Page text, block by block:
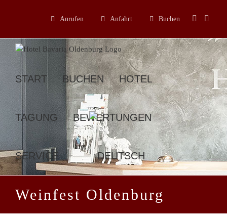
Anrufen Anfahrt Buchen
START BUCHEN HOTEL
TAGUNG BEWERTUNGEN
SERVICE
Weinfest Oldenburg